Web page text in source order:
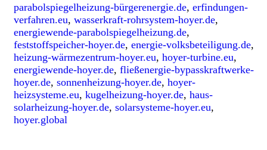
parabolspiegelheizung-bürgerenergie.de, erfindungen-
verfahren.eu, wasserkraft-rohrsystem-hoyer.de,
energiewende-parabolspiegelheizung.de,
feststoffspeicher-hoyer.de, energie-volksbeteiligung.de,
heizung-wärmezentrum-hoyer.eu, hoyer-turbine.eu,
energiewende-hoyer.de, fließenergie-bypasskraftwerke-
hoyer.de, sonnenheizung-hoyer.de, hoyer-
heizsysteme.eu, kugelheizung-hoyer.de, haus-
solarheizung-hoyer.de, solarsysteme-hoyer.eu,
hoyer.global